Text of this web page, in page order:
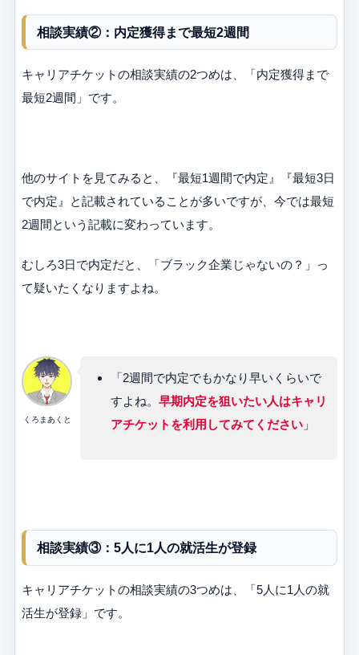
相談実績②：内定獲得まで最短2週間
キャリアチケットの相談実績の2つめは、「内定獲得まで
最短2週間」です。
他のサイトを見てみると、『最短1週間で内定』『最短3日
で内定』と記載されていることが多いですが、今では最短
2週間という記載に変わっています。
むしろ3日で内定だと、「ブラック企業じゃないの？」っ
て疑いたくなりますよね。
くろまあくと
「2週間で内定でもかなり早いくらいで
すよね。早期内定を狙いたい人はキャリ
アチケットを利用してみてください 」
相談実績③：5人に1人の就活生が登録
キャリアチケットの相談実績の3つめは、「5人に1人の就
活生が登録」です。